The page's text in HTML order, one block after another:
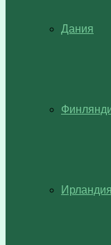
Дания
Ирландия